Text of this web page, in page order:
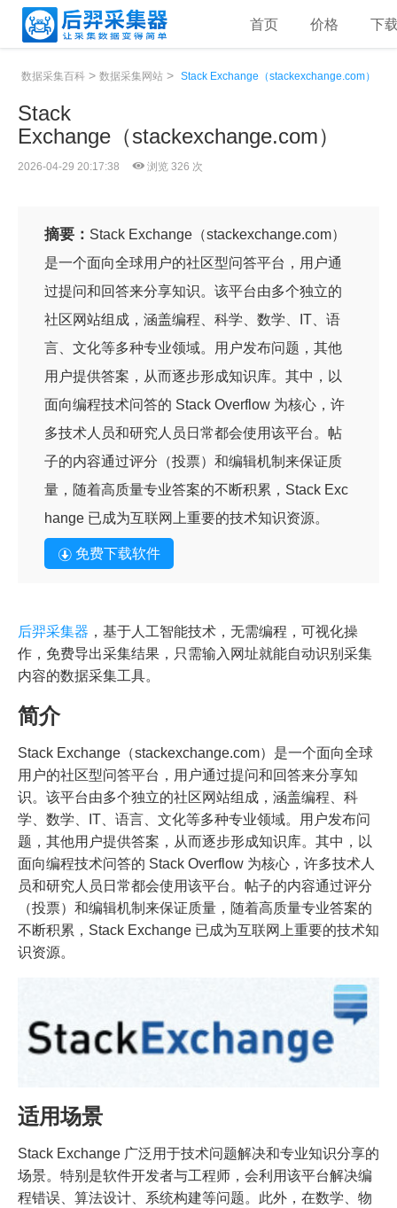
首页 价格 下
数据采集百科 > 数据采集网站 > Stack Exchange（stackexchange.com）
Stack
Exchange（stackexchange.com）
2026-04-29 20:17:38 浏览 326 次
摘要： Stack Exchange（stackexchange.com）
是一个面向全球用户的社区型问答平台，用户通
过提问和回答来分享知识。该平台由多个独立的
社区网站组成，涵盖编程、科学、数学、IT、语
言、文化等多种专业领域。用户发布问题，其他
用户提供答案，从而逐步形成知识库。其中，以
面向编程技术问答的 Stack Overflow 为核心，许
多技术人员和研究人员日常都会使用该平台。帖
子的内容通过评分（投票）和编辑机制来保证质
量，随着高质量专业答案的不断积累，Stack Exc
hange 已成为互联网上重要的技术知识资源。
免费下载软件
后羿采集器 ，基于人工智能技术，无需编程，可视化操
作，免费导出采集结果，只需输入网址就能自动识别采集
内容的数据采集工具。
简介
Stack Exchange（stackexchange.com）是一个面向全球
用户的社区型问答平台，用户通过提问和回答来分享知
识。该平台由多个独立的社区网站组成，涵盖编程、科
学、数学、IT、语言、文化等多种专业领域。用户发布问
题，其他用户提供答案，从而逐步形成知识库。其中，以
面向编程技术问答的 Stack Overflow 为核心，许多技术人
员和研究人员日常都会使用该平台。帖子的内容通过评分
（投票）和编辑机制来保证质量，随着高质量专业答案的
不断积累，Stack Exchange 已成为互联网上重要的技术知
识资源。
适用场景
Stack Exchange 广泛用于技术问题解决和专业知识分享的
场景。特别是软件开发者与工程师，会利用该平台解决编
程错误、算法设计、系统构建等问题。此外，在数学、物